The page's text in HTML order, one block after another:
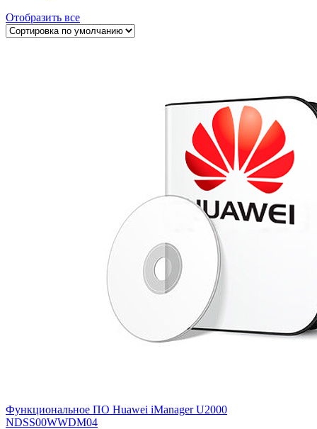
Отобразить все
Функциональное ПО Huawei iManager U2000
NDSS00WWDM04